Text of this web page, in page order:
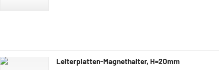
Leiterplatten-Magnethalter, H=20mm